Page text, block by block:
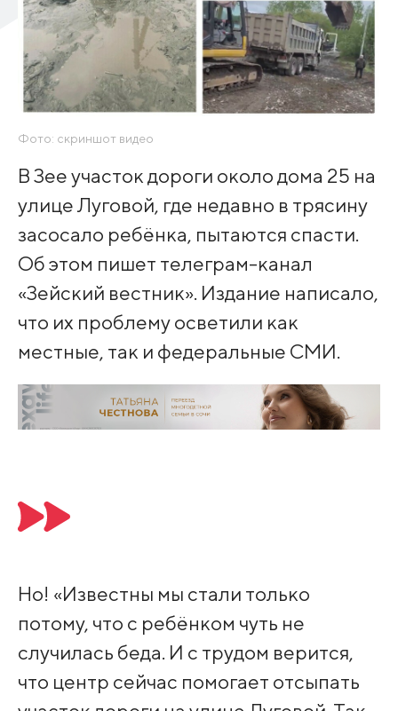
Фото: скриншот видео
В Зее участок дороги около дома 25 на
улице Луговой, где недавно в трясину
засосало ребёнка, пытаются спасти.
Об этом пишет телеграм-канал
«Зейский вестник». Издание написало,
что их проблему осветили как
местные, так и федеральные СМИ.
Но! «Известны мы стали только
потому, что с ребёнком чуть не
случилась беда. И с трудом верится,
что центр сейчас помогает отсыпать